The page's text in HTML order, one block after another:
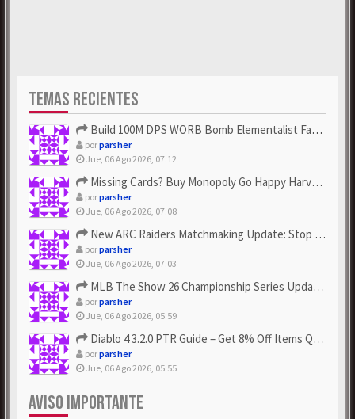
TEMAS RECIENTES
Build 100M DPS WORB Bomb Elementalist Fast - Grab POE Curren...
porparsher
Jue, 06 Ago 2026, 07:12
Missing Cards? Buy Monopoly Go Happy Harvest with Looney Tun...
porparsher
Jue, 06 Ago 2026, 07:08
New ARC Raiders Matchmaking Update: Stop Failed - Grab Bluep...
porparsher
Jue, 06 Ago 2026, 07:03
MLB The Show 26 Championship Series Update! Get Cheap & ...
porparsher
Jue, 06 Ago 2026, 05:59
Diablo 4 3.2.0 PTR Guide – Get 8% Off Items Quickly to Test ...
porparsher
Jue, 06 Ago 2026, 05:55
AVISO IMPORTANTE